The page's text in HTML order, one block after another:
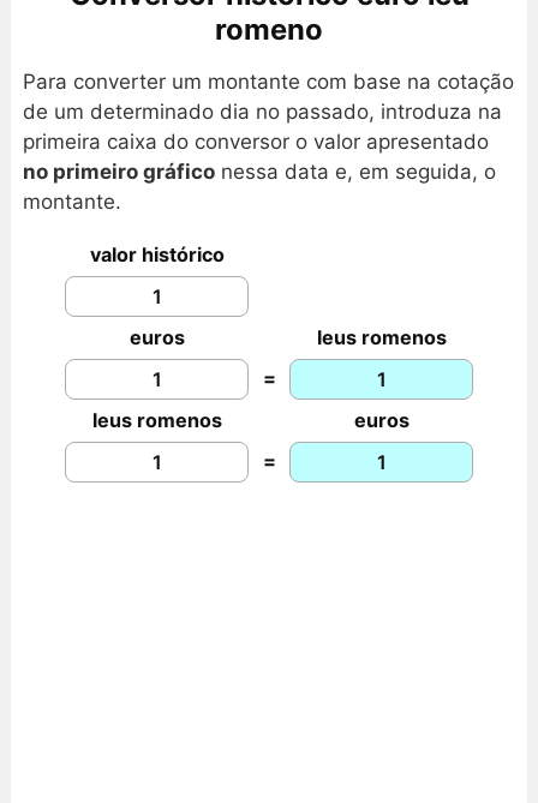
romeno
Para converter um montante com base na cotação
de um determinado dia no passado, introduza na
primeira caixa do conversor o valor apresentado
no primeiro gráficonessa data e, em seguida, o
montante.
valor histórico
euros
leus romenos
=
leus romenos
euros
=